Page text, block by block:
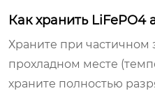
Как хранить LiFePO4
Храните при частичном
прохладном месте
храните полностью